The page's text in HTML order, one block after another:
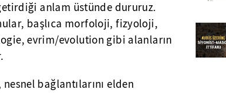
anlam üstünde dururuz.
başlıca morfoloji, fizyoloji,
evrim/evolution gibi alanların
bağlantılarını elden